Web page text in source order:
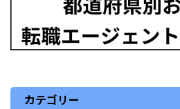
カテゴリー